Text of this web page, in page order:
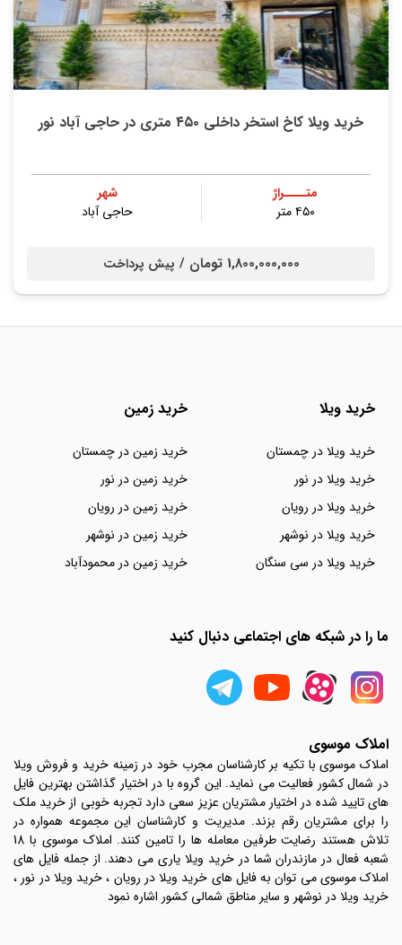
خرید ویلا کاخ استخر داخلی ۴۵۰ متری در حاجی آباد نور
متــــراژ
۴۵۰ متر
شهر
حاجی آباد
1,800,000,000 تومان / پیش پرداخت
خرید ویلا
خرید ویلا در چمستان
خرید ویلا در نور
خرید ویلا در رویان
خرید ویلا در نوشهر
خرید ویلا در سی سنگان
خرید زمین
خرید زمین در چمستان
خرید زمین در نور
خرید زمین در رویان
خرید زمین در نوشهر
خرید زمین در محمودآباد
ما را در شبکه های اجتماعی دنبال کنید
املاک موسوی
املاک موسوی با تکیه بر کارشناسان مجرب خود در زمینه خرید و فروش ویلا
در شمال کشور فعالیت می نماید. این گروه با در اختیار گذاشتن بهترین فایل
های تایید شده در اختیار مشتریان عزیز سعی دارد تجربه خوبی از خرید ملک
را برای مشتریان رقم بزند. مدیریت و کارشناسان این مجموعه همواره در
تلاش هستند رضایت طرفین معامله ها را تامین کنند. املاک موسوی با 18
شعبه فعال در مازندران شما در خرید ویلا یاری می دهند. از جمله فایل های
املاک موسوی می توان به فایل های خرید ویلا در رویان ، خرید ویلا در نور ،
خرید ویلا در نوشهر و سایر مناطق شمالی کشور اشاره نمود